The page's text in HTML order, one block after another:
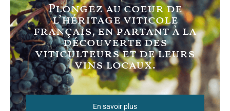
Plongez au coeur de
l’héritage viticole
français, en partant à la
découverte des
viticulteurs et de leurs
vins locaux.
En savoir plus